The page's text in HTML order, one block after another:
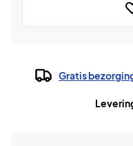
Gratis